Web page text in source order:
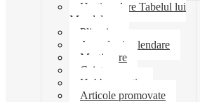
Harti scolare Tabelul lui
Mendeleev
Plicuri
Agende si calendare
Martisoare
Caiete
Hobby creatie
Articole promovate